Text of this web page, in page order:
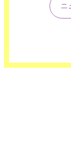
ニ